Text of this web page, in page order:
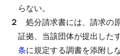
らない。
２ 処分請求書には、請求の
証拠、当該団体が提出した
条に規定する調書を添附し